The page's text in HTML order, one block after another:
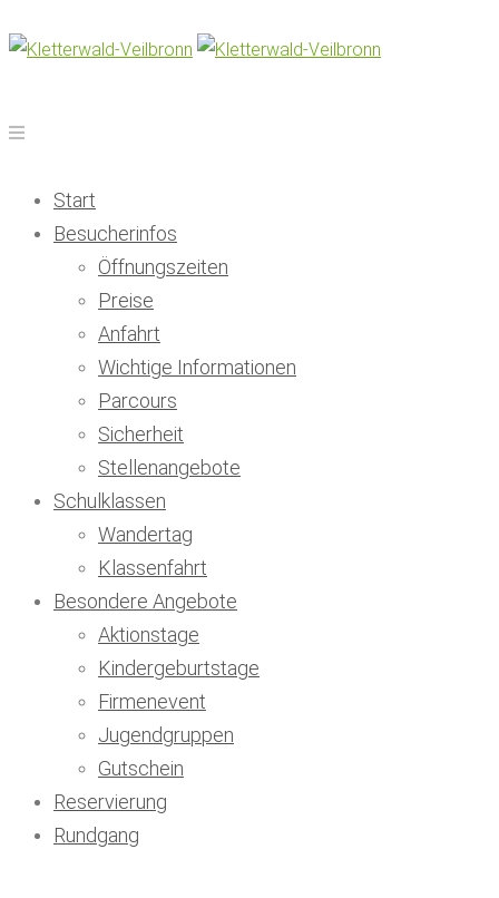
Start
Besucherinfos
Öffnungszeiten
Preise
Anfahrt
Wichtige Informationen
Parcours
Sicherheit
Stellenangebote
Schulklassen
Wandertag
Klassenfahrt
Besondere Angebote
Aktionstage
Kindergeburtstage
Firmenevent
Jugendgruppen
Gutschein
Reservierung
Rundgang